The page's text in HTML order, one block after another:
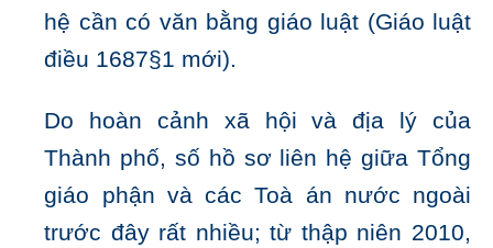
hệ cần có văn bằng giáo luật (Giáo luật
điều 1687§1 mới).
Do hoàn cảnh xã hội và địa lý của
Thành phố, số hồ sơ liên hệ giữa Tổng
giáo phận và các Toà án nước ngoài
trước đây rất nhiều; từ thập niên 2010,